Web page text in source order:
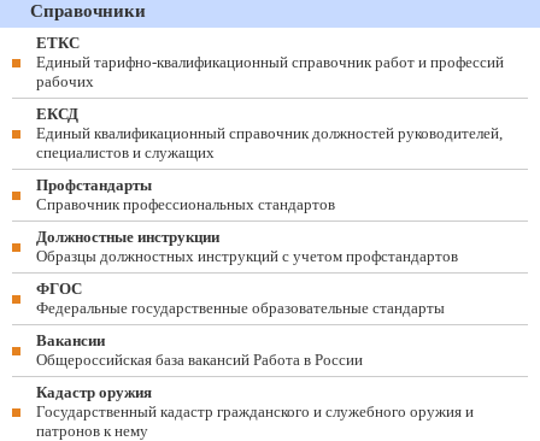
Справочники
ЕТКС
Единый тарифно-квалификационный справочник работ и профессий
рабочих
ЕКСД
Единый квалификационный справочник должностей руководителей,
специалистов и служащих
Профстандарты
Справочник профессиональных стандартов
Должностные инструкции
Образцы должностных инструкций с учетом профстандартов
ФГОС
Федеральные государственные образовательные стандарты
Вакансии
Общероссийская база вакансий Работа в России
Кадастр оружия
Государственный кадастр гражданского и служебного оружия и
патронов к нему